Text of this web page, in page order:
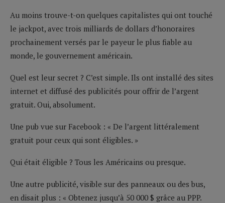
Au moins trouve-t-on quelques capitalistes qui ont touché
le jackpot, avec trois milliards de dollars d’honoraires
prochainement versés par le payeur le plus fiable au
monde, le gouvernement américain.
Quel est leur secret ? C’est simple. Ils ont installé des sites
internet et diffusé des publicités pour offrir de l’argent
gratuit. Oui, absolument.
Une pub vue sur Facebook : « De l’argent littéralement
gratuit pour ceux qui sont éligibles. »
Qui était éligible ? Tous les Américains ou presque.
Une autre publicité, visible sur des panneaux ou des bus,
en disait plus : « Obtenez jusqu’à 50 000 $ grâce au PPP.